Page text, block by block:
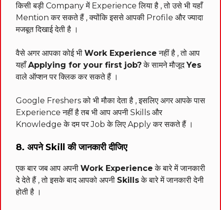
किसी बड़ी Company में Experience लिया है , तो उसे भी यहाँ
Mention कर सकते हैं , क्योंकि इससे आपकी Profile और ज्यादा
मजबूत दिखाई देती है ।
वैसे अगर आपका कोई भी Work Experience नहीं है , तो आप
यहाँApplying for your first job?के सामने मौजूदYes
वाले ऑप्शन पर क्लिक कर सकते हैं ।
Google Freshers को भी मौका देता है , इसलिए अगर आपके पास
Experience नहीं है तब भी आप अपनी Skills और
Knowledge के दम पर Job के लिए Apply कर सकते हैं ।
8. अपने Skill की जानकारी दीजिए
एक बार जब आप अपनी Work Experience के बारे में जानकारी
दे देते हैं , तो इसके बाद आपको अपनी Skillsके बारे में जानकारी देनी
होती है ।